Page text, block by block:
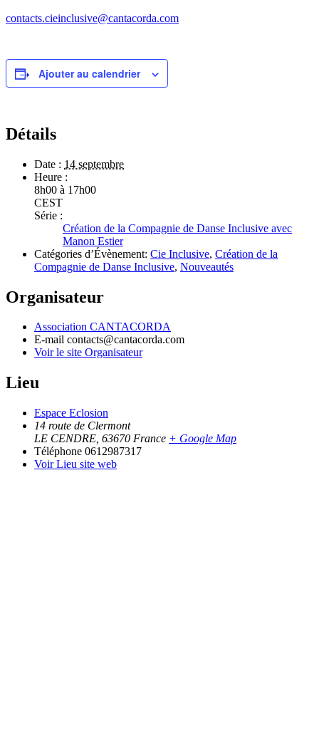
contacts.cieinclusive@cantacorda.com
Ajouter au calendrier
Détails
Date : 14 septembre
Heure :
8h00 à 17h00
CEST
Série :
Création de la Compagnie de Danse Inclusive avec
Manon Estier
Catégories d’Évènement: Cie Inclusive, Création de la
Compagnie de Danse Inclusive, Nouveautés
Organisateur
Association CANTACORDA
E-mail contacts@cantacorda.com
Voir le site Organisateur
Lieu
Espace Eclosion
14 route de Clermont
LE CENDRE 63670 France + Google Map
Téléphone 0612987317
Voir Lieu site web